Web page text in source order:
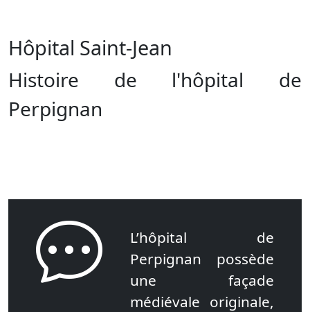
Hôpital Saint-Jean
Histoire de l'hôpital de
Perpignan
L’hôpital de
Perpignan possède
une façade
médiévale originale,